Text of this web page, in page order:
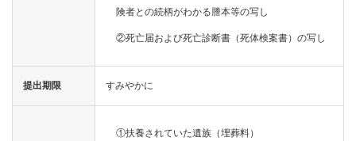
業
険者との続柄がわかる謄本等の写し
②死亡届および死亡診断書（死体検案書）の写し
提出期限 すみやかに
①扶養されていた遺族（埋葬料）